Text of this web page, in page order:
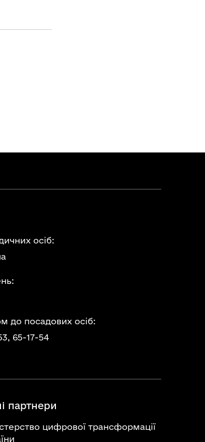
осіб:
до посадових осіб:
65-17-54
партнери
цифрової трансформації